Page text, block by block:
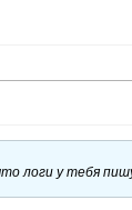
логи у тебя